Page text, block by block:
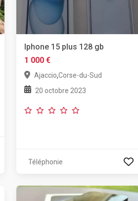
Iphone 15 plus 128 gb
1 000 €
Ajaccio,Corse-du-Sud
20 octobre 2023
Téléphonie